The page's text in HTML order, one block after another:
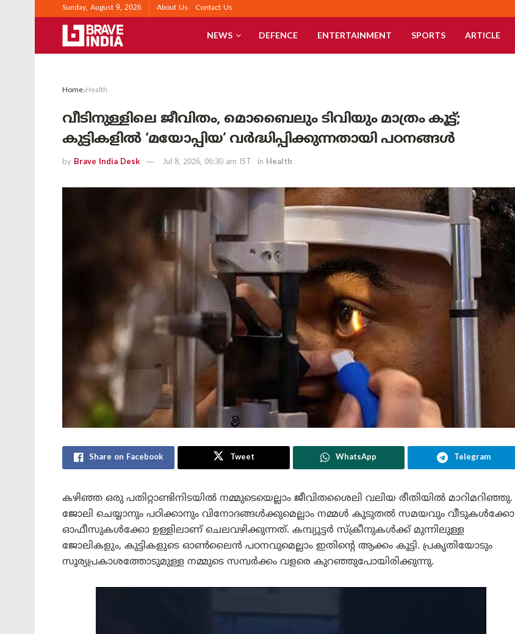
Sunday, August 9, 2026 About Us Contact Us
NEWS DEFENCE ENTERTAINMENT SPORTS ARTICLE
Home Health
വീടിനുള്ളിലെ ജീവിതം, മൊബൈലും ടിവിയും മാത്രം കൂട്ട്;
കുട്ടികളിൽ ‘മയോപ്പിയ’ വർദ്ധിപ്പിക്കുന്നതായി പഠനങ്ങൾ
by Brave India Desk Jul 8, 2026, 06:30 am IST in Health
Share on Facebook Tweet WhatsApp Telegram
കഴിഞ്ഞ ഒരു പതിറ്റാണ്ടിനിടയിൽ നമ്മുടെയെല്ലാം ജീവിതശൈലി വലിയ രീതിയിൽ മാറിമറിഞ്ഞു.
ജോലി ചെയ്യാനും പഠിക്കാനും വിനോദങ്ങൾക്കുമെല്ലാം നമ്മൾ കൂടുതൽ സമയവും വീടുകൾക്കോ
ഓഫീസുകൾക്കോ ഉള്ളിലാണ് ചെലവഴിക്കുന്നത്. കമ്പ്യൂട്ടർ സ്ക്രീനുകൾക്ക് മുന്നിലുള്ള
ജോലികളും, കുട്ടികളുടെ ഓൺലൈൻ പഠനവുമെല്ലാം ഇതിന്റെ ആക്കം കൂട്ടി. പ്രകൃതിയോടും
സൂര്യപ്രകാശത്തോടുമുള്ള നമ്മുടെ സമ്പർക്കം വളരെ കുറഞ്ഞുപോയിരിക്കുന്നു.